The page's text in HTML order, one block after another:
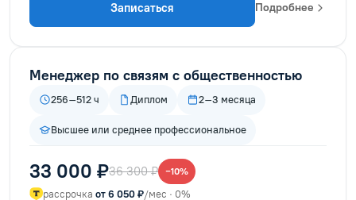
Записаться Подробнее
Менеджер по связям с общественностью
256–512 ч Диплом 2–3 месяца
Высшее или среднее профессиональное
33 000 ₽36 300 ₽ −10%
рассрочка от 6 050 ₽/мес · 0%